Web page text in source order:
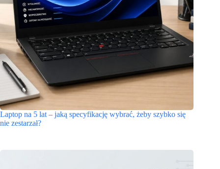
Laptop na 5 lat – jaką specyfikację wybrać, żeby szybko się
nie zestarzał?